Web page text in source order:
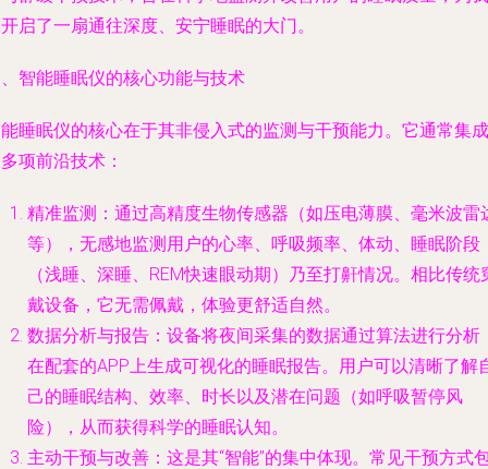
启了一扇通往深度、安宁睡眠的大门。
智能睡眠仪的核心功能与技术
睡眠仪的核心在于其非侵入式的监测与干预能力。它通常集成
项前沿技术：
精准监测 ：通过高精度生物传感器（如压电薄膜、毫米波雷
等），无感地监测用户的心率、呼吸频率、体动、睡眠阶段
（浅睡、深睡、REM快速眼动期）乃至打鼾情况。相比传统
戴设备，它无需佩戴，体验更舒适自然。
数据分析与报告 ：设备将夜间采集的数据通过算法进行分析
在配套的APP上生成可视化的睡眠报告。用户可以清晰了解
己的睡眠结构、效率、时长以及潜在问题（如呼吸暂停风
险），从而获得科学的睡眠认知。
主动干预与改善 ：这是其“智能”的集中体现。常见干预方式